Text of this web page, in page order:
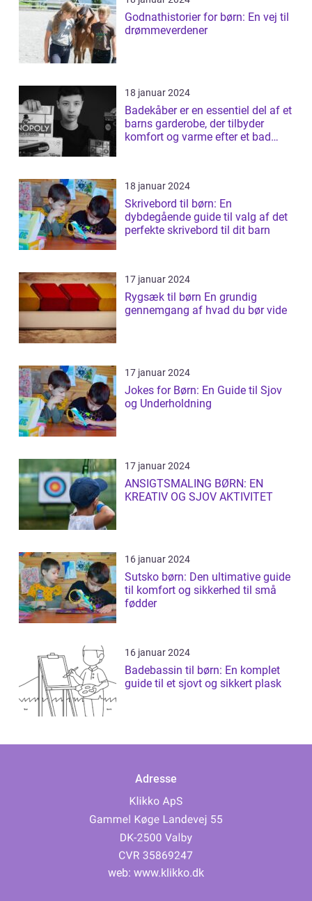
Godnathistorier for børn: En vej til
drømmeverdener
18 januar 2024
Badekåber er en essentiel del af et
barns garderobe, der tilbyder
komfort og varme efter et bad
18 januar 2024
Skrivebord til børn: En
dybdegående guide til valg af det
perfekte skrivebord til dit barn
17 januar 2024
Rygsæk til børn En grundig
gennemgang af hvad du bør vide
17 januar 2024
Jokes for Børn: En Guide til Sjov
og Underholdning
17 januar 2024
ANSIGTSMALING BØRN: EN
KREATIV OG SJOV AKTIVITET
16 januar 2024
Sutsko børn: Den ultimative guide
til komfort og sikkerhed til små
fødder
16 januar 2024
Badebassin til børn: En komplet
guide til et sjovt og sikkert plask
Adresse
web: www.klikko.dk